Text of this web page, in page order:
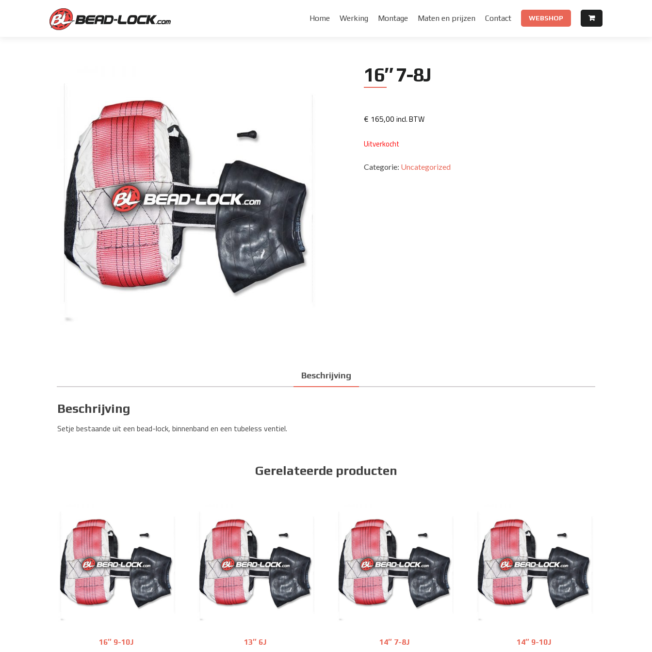
Home Werking Montage Maten en prijzen Contact WEBSHOP
16″ 7-8J
€ 165,00 incl. BTW
Uitverkocht
Categorie: Uncategorized
Beschrijving
Beschrijving
Setje bestaande uit een bead-lock, binnenband en een tubeless ventiel.
Gerelateerde producten
16″ 9-10J 13″ 6J 14″ 7-8J 14″ 9-10J